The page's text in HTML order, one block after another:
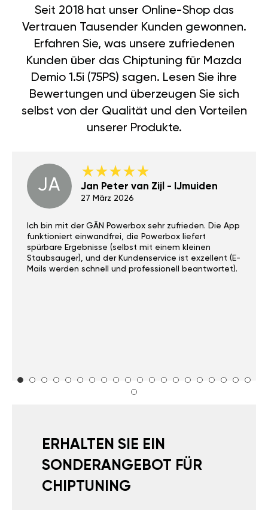
Seit 2018 hat unser Online-Shop das
Vertrauen Tausender Kunden gewonnen.
Erfahren Sie, was unsere zufriedenen
Kunden über das Chiptuning für Mazda
Demio 1.5i (75PS) sagen. Lesen Sie ihre
Bewertungen und überzeugen Sie sich
selbst von der Qualität und den Vorteilen
unserer Produkte.
JA Jan Peter van Zijl - IJmuiden
27 März 2026
Ich bin mit der GÄN Powerbox sehr zufrieden. Die App
funktioniert einwandfrei, die Powerbox liefert
spürbare Ergebnisse (selbst mit einem kleinen
Staubsauger), und der Kundenservice ist exzellent (E-
Mails werden schnell und professionell beantwortet).
ERHALTEN SIE EIN
SONDERANGEBOT FÜR
CHIPTUNING